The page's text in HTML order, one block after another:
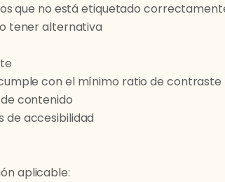
que no está etiquetado
tener alternativa
con el mínimo ratio de contraste
contenido
de accesibilidad
aplicable: